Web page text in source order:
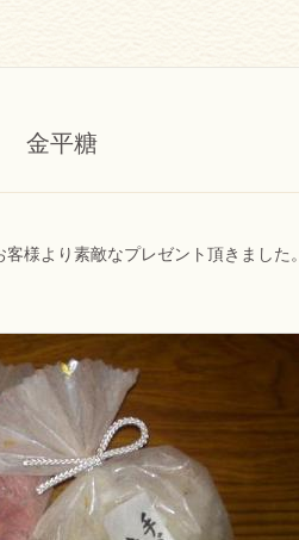
金平糖
様より素敵なプレゼント頂きました。